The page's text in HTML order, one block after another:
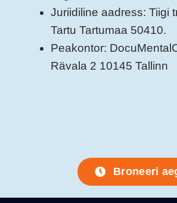
Juriidiline aadress: Tiigi
Tartu Tartumaa 50410.
Peakontor:
Rävala 2 10145 Tallinn
Broneeri